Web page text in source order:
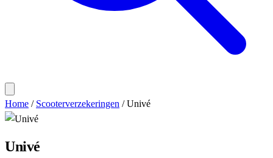
Home / Scooterverzekeringen / Univé
Univé